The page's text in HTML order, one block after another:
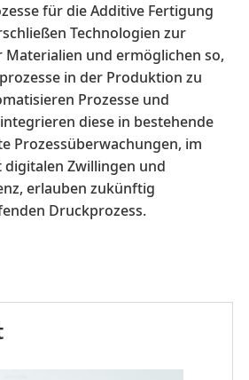
für die Additive Fertigung
Technologien zur
und ermöglichen so,
in der Produktion zu
Prozesse und
diese in bestehende
Prozessüberwachungen, im
Zwillingen und
erlauben zukünftig
Druckprozess.